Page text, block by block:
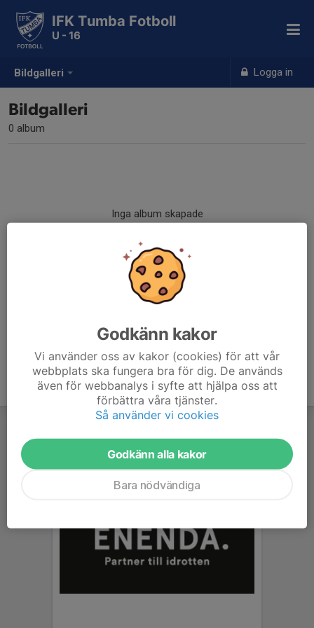
Bildgalleri Logga in
IFK Tumba Fotboll
U - 16
Bildgalleri
0 album
Inga album skapade
Godkänn kakor
Vi använder oss av kakor (cookies) för att vår
webbplats ska fungera bra för dig. De används
även för webbanalys i syfte att hjälpa oss att
förbättra våra tjänster.
Så använder vi cookies
Godkänn alla kakor
Bara nödvändiga